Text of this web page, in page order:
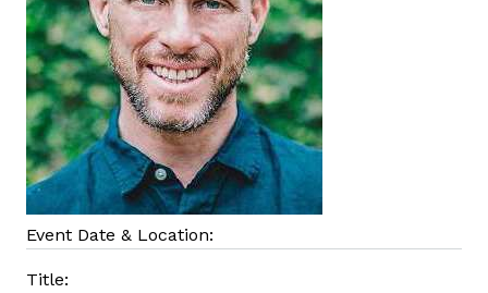
Event Date & Location:
Title: